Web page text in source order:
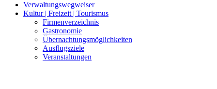
Verwaltungswegweiser
Kultur | Freizeit | Tourismus
Firmenverzeichnis
Gastronomie
Übernachtungsmöglichkeiten
Ausflugsziele
Veranstaltungen